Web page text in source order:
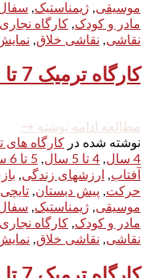
موسیقی, ژیمناستیک,
مادر و کودک, کارگاه نجاری
نقاشی, نقاشی خلاق,
کارگاه ترمیک 7 تا 12سال انیمیشن
مطالعه ادامه نوشته →
نوشته شده در کارگاه های
4 سال
, 4 تا 5 سال , 5 تا 6 سال
آفتاب, ارزشهای زندگی,
حرکت, پیش دبستان, تایچی
موسیقی, ژیمناستیک,
مادر و کودک, کارگاه نجاری
نقاشی, نقاشی خلاق,